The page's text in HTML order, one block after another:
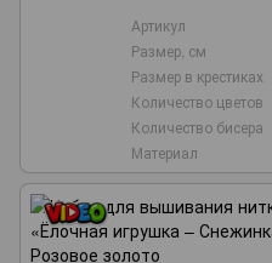
Артикул
Размер, см
Размер в крестиках
Количество цветов
Количество бисера
Материал